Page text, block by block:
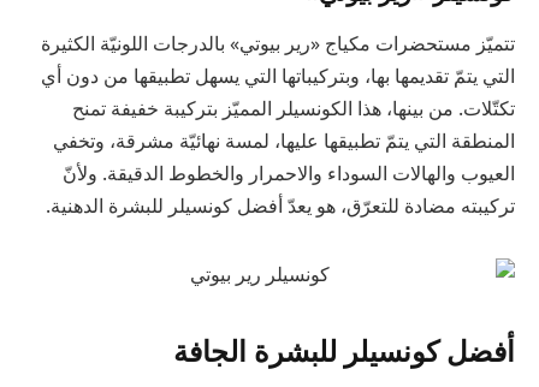
تتميّز مستحضرات مكياج «رير بيوتي» بالدرجات اللونيّة الكثيرة
التي يتمّ تقديمها بها، وبتركيباتها التي يسهل تطبيقها من دون أي
تكتّلات. من بينها، هذا الكونسيلر المميّز بتركيبة خفيفة تمنح
المنطقة التي يتمّ تطبيقها عليها، لمسة نهائيّة مشرقة، وتخفي
العيوب والهالات السوداء والاحمرار والخطوط الدقيقة. ولأنّ
تركيبته مضادة للتعرّق، هو يعدّ أفضل كونسيلر للبشرة الدهنية.
أفضل كونسيلر للبشرة الجافة